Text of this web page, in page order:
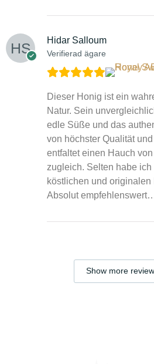
Hidar Salloum
Verifierad ägare
Dieser Honig ist ein
Natur. Sein
edle Süße und das
von höchster Qualität
entfaltet einen Hauch
zugleich. Selten habe
köstlichen und
Absolut
Show more